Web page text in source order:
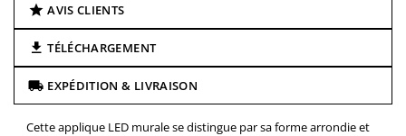
AVIS CLIENTS
TÉLÉCHARGEMENT
EXPÉDITION & LIVRAISON
Cette applique LED murale se distingue par sa forme arrondie et